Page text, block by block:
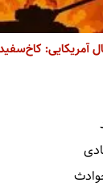
آمریکایی: